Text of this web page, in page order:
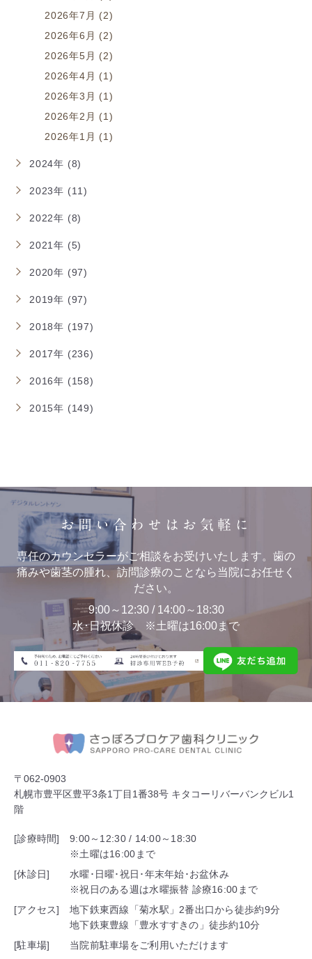
2026年7月 (2)
2026年6月 (2)
2026年5月 (2)
2026年4月 (1)
2026年3月 (1)
2026年2月 (1)
2026年1月 (1)
2024年 (8)
2023年 (11)
2022年 (8)
2021年 (5)
2020年 (97)
2019年 (97)
2018年 (197)
2017年 (236)
2016年 (158)
2015年 (149)
お問い合わせはお気軽に
専任のカウンセラーがご相談をお受けいたします。歯の
痛みや歯茎の腫れ、訪問診療のことなら当院にお任せく
ださい。
9:00～12:30 / 14:00～18:30
水･日祝休診 ※土曜は16:00まで
〒062-0903
札幌市豊平区豊平3条1丁目1番38号 キタコーリバーバンクビル1
階
[診療時間]
9:00～12:30 / 14:00～18:30
※土曜は16:00まで
[休診日]
水曜･日曜･祝日･年末年始･お盆休み
※祝日のある週は水曜振替 診療16:00まで
[アクセス]
地下鉄東西線「菊水駅」2番出口から徒歩約9分
地下鉄東豊線「豊水すすきの」徒歩約10分
[駐車場]
当院前駐車場をご利用いただけます